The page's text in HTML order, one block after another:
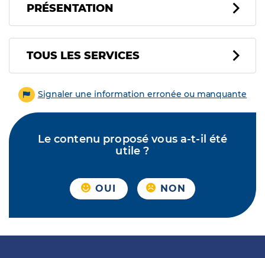
PRÉSENTATION
Tous les services
TOUS LES SERVICES
Signaler une information erronée ou manquante
Le contenu proposé vous a-t-il été
utile ?
OUI NON